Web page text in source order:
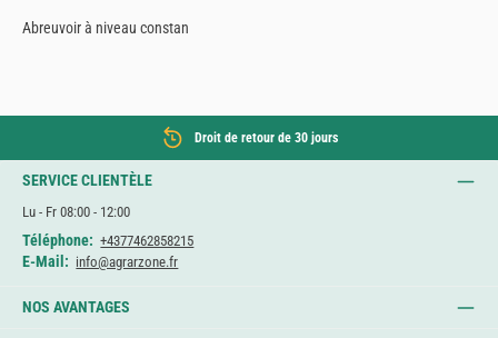
Abreuvoir à niveau constan
Droit de retour de 30 jours
SERVICE CLIENTÈLE
Lu - Fr 08:00 - 12:00
Téléphone: +4377462858215
E-Mail: info@agrarzone.fr
NOS AVANTAGES